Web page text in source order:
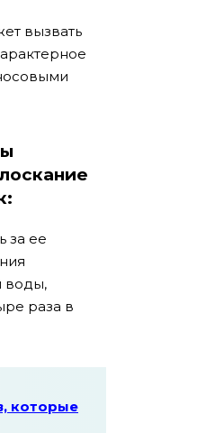
вызвать
за ее
воды,
раза в
которые